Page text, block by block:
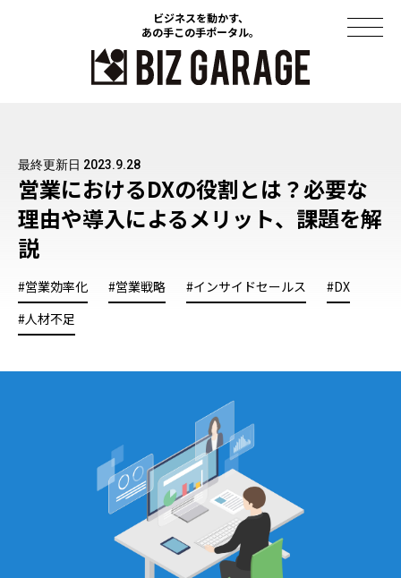
ビジネスを動かす、
あの手この手ポータル。
ビジネスを動かす、
あの手この手ポータル。
セミナー
資料ダウンロード
最終更新日 2023.9.28
営業におけるDXの役割とは？必要な
理由や導入によるメリット、課題を解
説
#営業効率化 #営業戦略 #インサイドセールス
#DX
#人材不足